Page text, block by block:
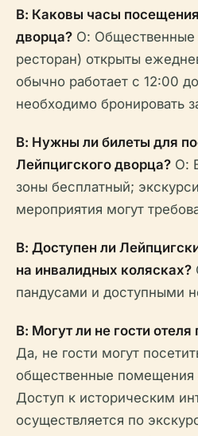
В: Каковы часы
дворца? О: Общественные
ресторан) открыты
обычно работает с 12:00
необходимо бронировать
В: Нужны ли билеты для
Лейпцигского дворца? О:
зоны бесплатный;
мероприятия могут
В: Доступен ли
на инвалидных колясках?
пандусами и доступными
В: Могут ли не гости
Да, не гости могут
общественные помещения
Доступ к историческим
осуществляется по